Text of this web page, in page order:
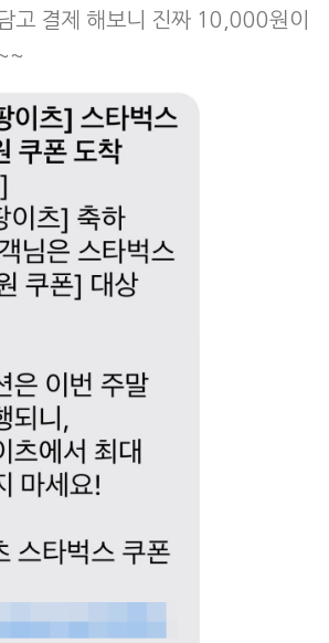
고 결제 해보니 진짜 10,000원이